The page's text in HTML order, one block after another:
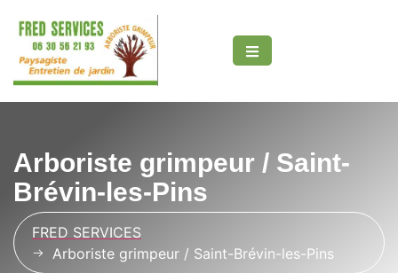
Arboriste grimpeur / Saint-
Brévin-les-Pins
FRED SERVICES
Arboriste grimpeur / Saint-Brévin-les-Pins